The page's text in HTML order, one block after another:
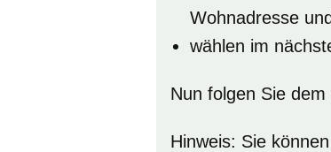
Wohnadresse und
wählen im
Nun folgen Sie
Hinweis: Sie